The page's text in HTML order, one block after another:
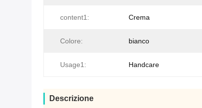
content1: Crema
Colore: bianco
Usage1: Handcare
Descrizione